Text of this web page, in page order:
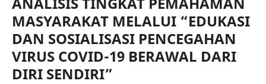
MASYARAKAT MELALUI “EDUKASI
DAN SOSIALISASI PENCEGAHAN
VIRUS COVID-19 BERAWAL DARI
DIRI SENDIRI”